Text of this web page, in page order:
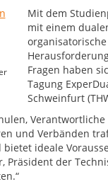
Mit dem
mit einem
Fragen haben
Tagung
Schweinfurt
und Verbänden
ideale
Präsident der